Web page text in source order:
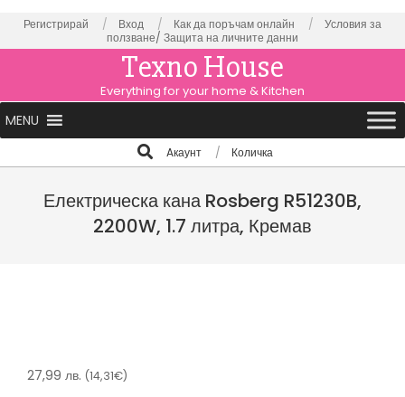
to
Регистрирай Вход Как да поръчам онлайн
Условия за
ползване/ Защита на личните данни
Texno House
Everything for your home & Kitchen
Primary
Navigation
MENU
Search
Aкаунт Количка
Електрическа кана Rosberg R51230B,
2200W, 1.7 литра, Кремав
27,99 лв. (14,31€)